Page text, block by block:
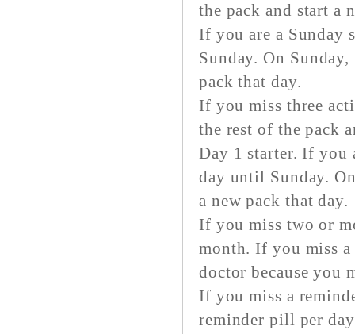
the pack and start a
If you are a Sunday
Sunday. On
pack that day.
If you miss three
the rest of the pack
Day 1 starter. If you
day until Sunday.
a new pack that day.
If you miss two or
month. If you miss
doctor because you
If you miss a
reminder pill per